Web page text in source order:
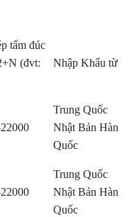
tấm đúc
(đvt:
Nhập Khẩu từ
Trung Quốc
Nhật Bản Hàn
Quốc
Trung Quốc
Nhật Bản Hàn
Quốc